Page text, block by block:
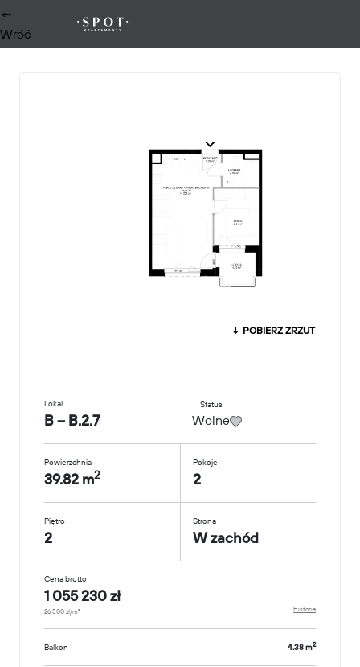
←
Wróć
↓ POBIERZ ZRZUT
Lokal
B – B.2.7
Status
Wolne
Powierzchnia
39.82 m2
Pokoje
2
Piętro
2
Strona
W zachód
Cena brutto
1 055 230 zł
26 500 zł/m² Historia
Balkon 4.38 m2